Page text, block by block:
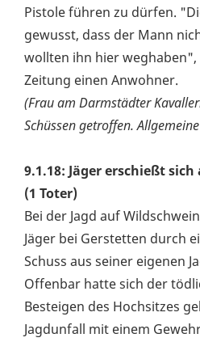
Pistole führen zu dürfen.
gewusst, dass der Mann
wollten ihn hier
Zeitung einen Anwohner.
(Frau am Darmstädter
Schüssen getroffen.
9.1.18: Jäger erschießt
(1 Toter)
Bei der Jagd auf
Jäger bei Gerstetten durch
Schuss aus seiner eigenen
Offenbar hatte sich der
Besteigen des Hochsitzes
Jagdunfall mit einem